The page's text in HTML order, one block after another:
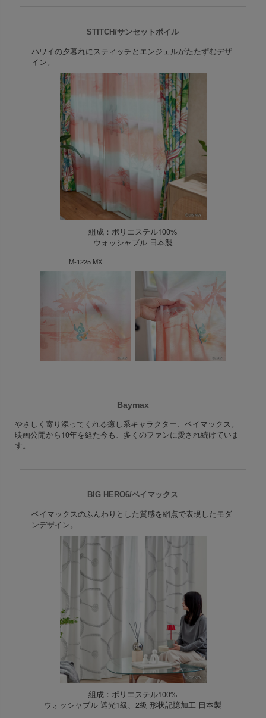
STITCH/サンセットボイル
ハワイの夕暮れにスティッチとエンジェルがたたずむデザ
イン。
組成：ポリエステル100%
ウォッシャブル 日本製
M-1225 MX
Baymax
やさしく寄り添ってくれる癒し系キャラクター、ベイマックス。
映画公開から10年を経た今も、多くのファンに愛され続けていま
す。
BIG HERO6/ベイマックス
ベイマックスのふんわりとした質感を網点で表現したモダ
ンデザイン。
組成：ポリエステル100%
ウォッシャブル 遮光1級、2級 形状記憶加工 日本製